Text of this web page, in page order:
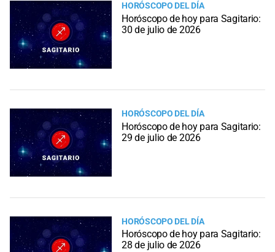
HORÓSCOPO DEL DÍA
Horóscopo de hoy para Sagitario:
30 de julio de 2026
HORÓSCOPO DEL DÍA
Horóscopo de hoy para Sagitario:
29 de julio de 2026
HORÓSCOPO DEL DÍA
Horóscopo de hoy para Sagitario:
28 de julio de 2026